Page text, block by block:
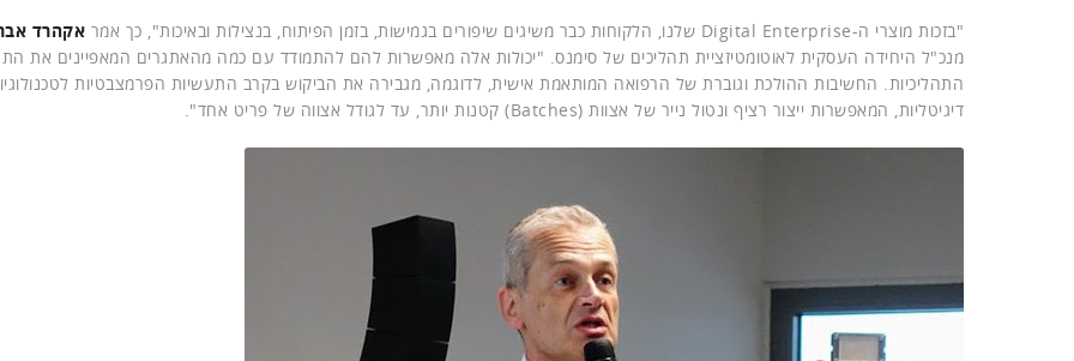
"בזכות מוצרי ה-Digital Enterprise שלנו, הלקוחות כבר משיגים שיפורים בגמישות, בזמן הפיתוח, בנצילות ובאיכות", כך אמר אקהרד
מנכ"ל היחידה העסקית לאוטומטיזציית תהליכים של סימנס. "יכולות אלה מאפשרות להם להתמודד עם כמה מהאתגרים המאפיינים את
התהליכיות. החשיבות ההולכת וגוברת של הרפואה המותאמת אישית, לדוגמה, מגבירה את הביקוש בקרב התעשיות הפרמצבטיות
דיגיטליות, המאפשרות ייצור רציף ונטול נייר של אצוות (Batches) קטנות יותר, עד לגודל אצווה של פריט אחד".